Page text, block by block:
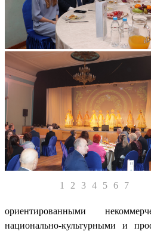
1 2 3 4 5 6 7
ориентированными
национально-культурными и